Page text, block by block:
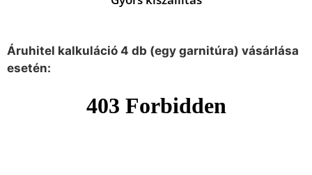
Áruhitel kalkuláció 4 db (egy garnitúra) vásárlása
esetén: